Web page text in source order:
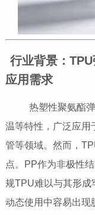
行业背景：
应用需求
热塑性聚氨酯弹
温等特性，广泛应用
管等领域。然而，
点。PP作为非极性
规TPU难以与其形成
动态使用中容易出现